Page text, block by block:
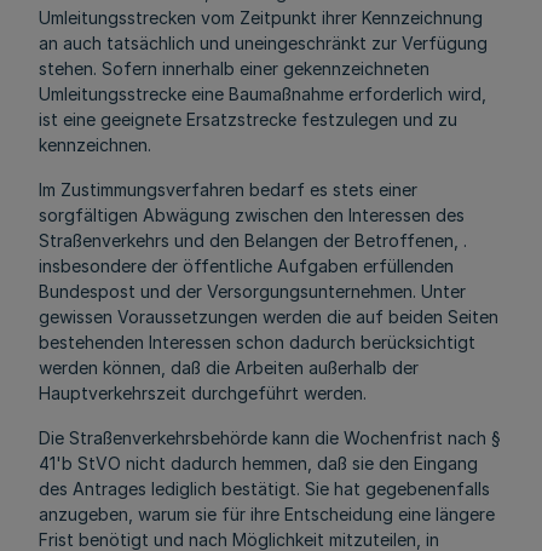
Umleitungsstrecken vom Zeitpunkt ihrer Kennzeichnung
an auch tatsächlich und uneingeschränkt zur Verfügung
stehen. Sofern innerhalb einer gekennzeichneten
Umleitungsstrecke eine Baumaßnahme erforderlich wird,
ist eine geeignete Ersatzstrecke festzulegen und zu
kennzeichnen.
Im Zustimmungsverfahren bedarf es stets einer
sorgfältigen Abwägung zwischen den Interessen des
Straßenverkehrs und den Belangen der Betroffenen, .
insbesondere der öffentliche Aufgaben erfüllenden
Bundespost und der Versorgungsunternehmen. Unter
gewissen Voraussetzungen werden die auf beiden Seiten
bestehenden Interessen schon dadurch berücksichtigt
werden können, daß die Arbeiten außerhalb der
Hauptverkehrszeit durchgeführt werden.
Die Straßenverkehrsbehörde kann die Wochenfrist nach §
41'b StVO nicht dadurch hemmen, daß sie den Eingang
des Antrages lediglich bestätigt. Sie hat gegebenenfalls
anzugeben, warum sie für ihre Entscheidung eine längere
Frist benötigt und nach Möglichkeit mitzuteilen, in